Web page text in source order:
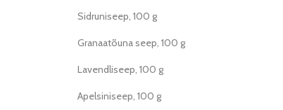
Sidruniseep, 100 g
Granaatõuna seep, 100 g
Lavendliseep, 100 g
Apelsiniseep, 100 g